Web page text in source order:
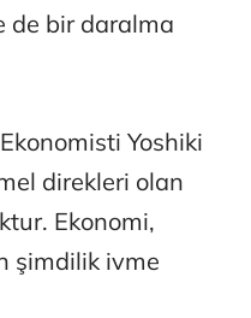
de bir daralma
Yoshiki
direkleri olan
Ekonomi,
şimdilik ivme